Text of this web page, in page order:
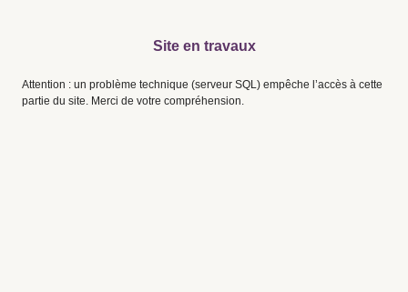
Site en travaux
Attention : un problème technique (serveur SQL) empêche l’accès à cette
partie du site. Merci de votre compréhension.